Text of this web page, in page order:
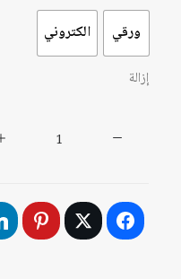
ورقي الكتروني
إزالة
السكندرية:
مسارات